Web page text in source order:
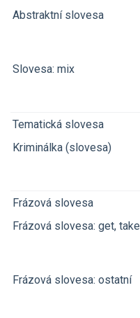
Abstraktní slovesa
Slovesa: mix
Tematická slovesa
Kriminálka (slovesa)
Frázová slovesa
Frázová slovesa: get, take
Frázová slovesa: ostatní